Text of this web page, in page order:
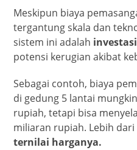
Meskipun biaya
tergantung skala dan
sistem ini adalah
potensi kerugian akibat
Sebagai contoh, biaya
di gedung 5 lantai
rupiah, tetapi bisa
miliaran rupiah. Lebih dari
ternilai harganya.